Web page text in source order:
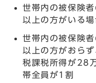
世帯内の被保険
以上の方がいる
世帯内の被保険
以上の方がおら
税課税所得が28
帯全員が1割